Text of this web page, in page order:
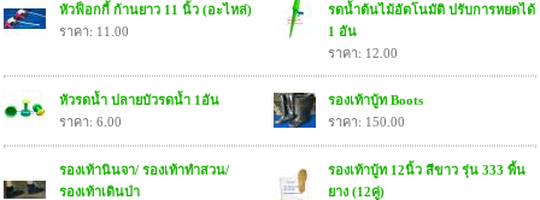
หัวฟ็อกกี้ ก้านยาว 11 นิ้ว (อะไหล่)
ราคา: 11.00
รดน้ำต้นไม้อัตโนมัติ ปรับการหยดได้
1 อัน
ราคา: 12.00
หัวรดน้ำ ปลายบัวรดน้ำ 1อัน
ราคา: 6.00
รองเท้าบู้ท Boots
ราคา: 150.00
รองเท้านินจา/ รองเท้าทำสวน/
รองเท้าเดินป่า
รองเท้าบู้ท 12นิ้ว สีขาว รุ่น 333 พื้น
ยาง (12คู่)